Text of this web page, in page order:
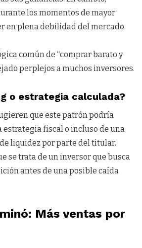
los momentos de mayor
en plena debilidad del mercado.
común de “comprar barato y
perplejos a muchos inversores.
o estrategia calculada?
que este patrón podría
estrategia fiscal o incluso de una
liquidez por parte del titular.
se trata de un inversor que busca
antes de una posible caída
Más ventas por